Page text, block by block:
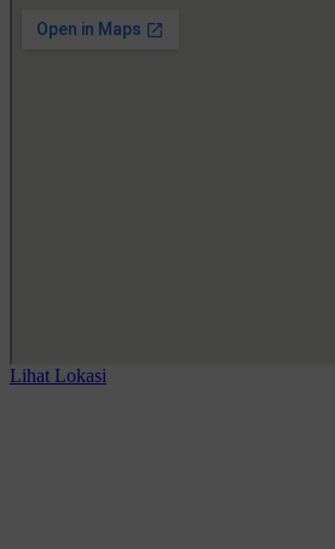
Lihat Lokasi